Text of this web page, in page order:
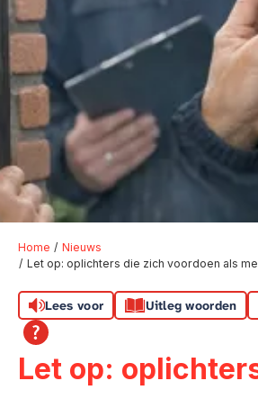
Home
Nieuws
Let op: oplichters die zich voordoen als
Lees voor Uitleg woorden
Let op: